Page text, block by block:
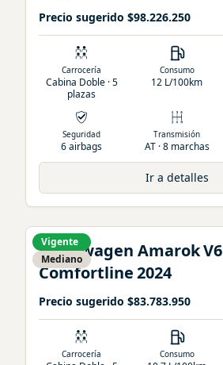
Precio sugerido $98.226.250
Carrocería
Cabina Doble · 5
plazas
Consumo
12 L/100km
Seguridad
6 airbags
Transmisión
AT · 8 marchas
Ir a detalles
Vigente
Mediano
Volkswagen AmarokV6
Comfortline2024
Precio sugerido $83.783.950
Carrocería Consumo